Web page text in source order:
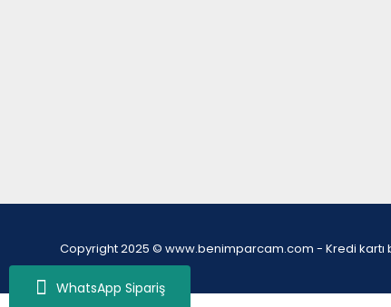
WhatsApp Sipariş
Copyright 2025 © www.benimparcam.com - Kredi kartı